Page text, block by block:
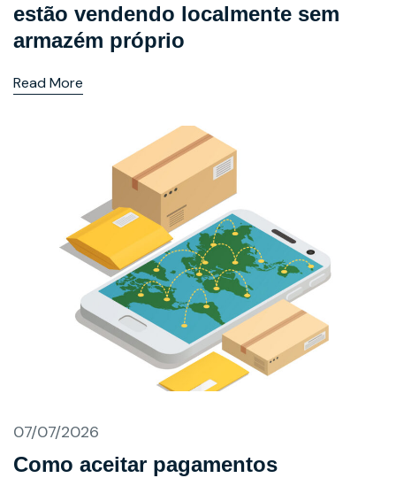
estão vendendo localmente sem
armazém próprio
Read More
07/07/2026
Como aceitar pagamentos